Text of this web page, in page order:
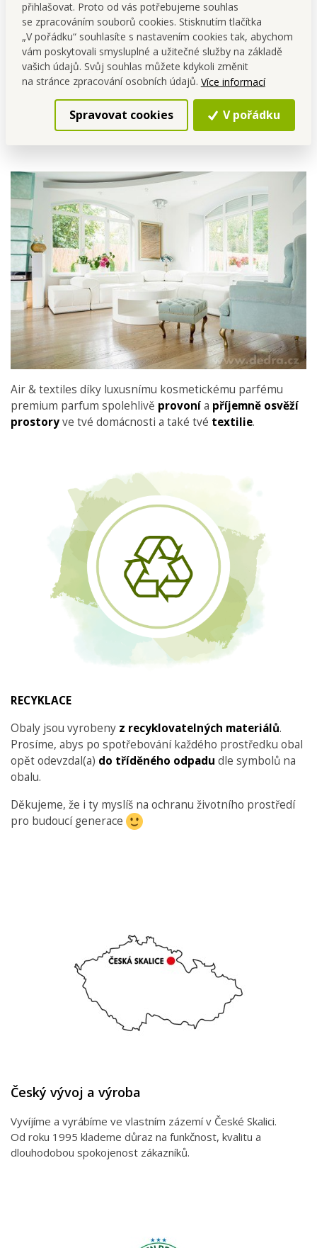
přihlašovat. Proto od vás potřebujeme souhlas
se zpracováním souborů cookies. Stisknutím tlačítka
„V pořádku“ souhlasíte s nastavením cookies tak, abychom
vám poskytovali smysluplné a užitečné služby na základě
vašich údajů. Svůj souhlas můžete kdykoli změnit
na stránce zpracování osobních údajů. Více informací
Spravovat cookies V pořádku
Osvěžovače vzduchu majívšestrannépoužitía to nejen
do vzduchu. S osvěžovači vzduchu můžešnavonět
ručníky, závěsyale samozřejmě i vašeoblečenínebo
Air & textiles díky luxusnímu kosmetickému parfému
premium parfum spolehlivě provonía příjemně osvěží
prostoryve tvé domácnosti a také tvé textilie.
RECYKLACE
Obaly jsou vyrobeny z recyklovatelných materiálů.
Prosíme, abys po spotřebování každého prostředku obal
opět odevzdal(a) do tříděného odpadu dle symbolů na
obalu.
Děkujeme, že i ty myslíš na ochranu životního prostředí
pro budoucí generace
Český vývoj a výroba
Vyvíjíme a vyrábíme ve vlastním zázemí v České Skalici.
Od roku 1995 klademe důraz na funkčnost, kvalitu a
dlouhodobou spokojenost zákazníků.